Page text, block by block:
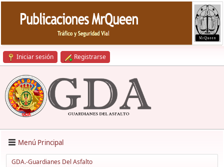
Iniciar sesión Registrarse
Menú Principal
GDA.-Guardianes Del Asfalto